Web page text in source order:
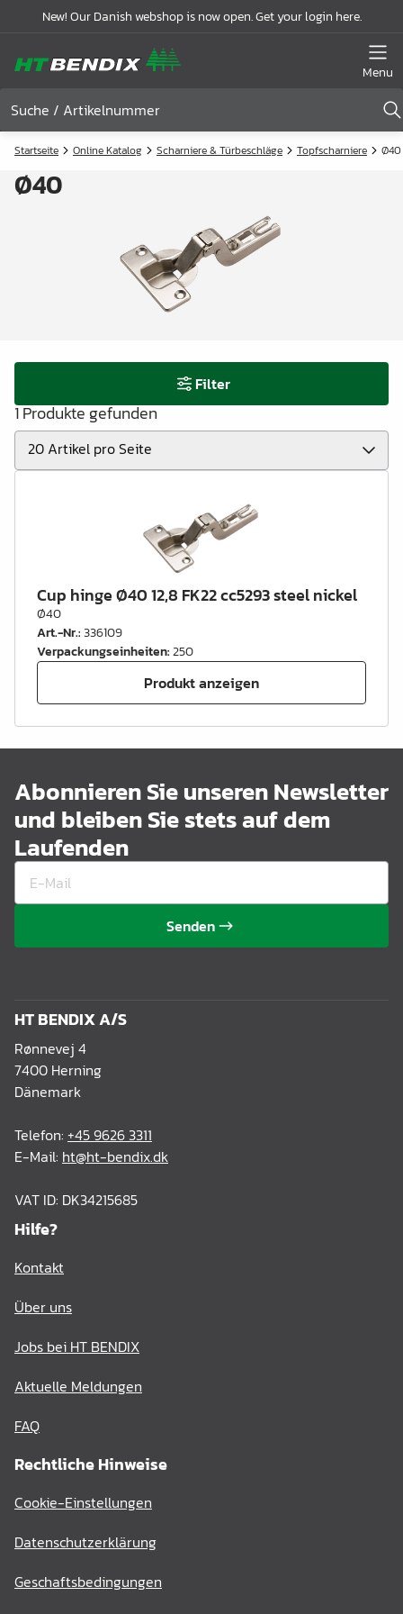
New! Our Danish webshop is now open. Get your login here.
Menu
Startseite Online Katalog Scharniere & Türbeschläge Topfscharniere Ø40
Ø40
Filter
1 Produkte gefunden
Cup hinge Ø40 12,8 FK22 cc5293 steel nickel
Ø40
Art.-Nr.:336109
Verpackungseinheiten:250
Produkt anzeigen
Abonnieren Sie unseren Newsletter
und bleiben Sie stets auf dem
Laufenden
Senden
HT BENDIX A/S
Rønnevej 4
7400 Herning
Dänemark
Telefon: +45 9626 3311
E-Mail: ht@ht-bendix.dk
VAT ID: DK34215685
Hilfe?
Kontakt
Über uns
Jobs bei HT BENDIX
Aktuelle Meldungen
FAQ
Rechtliche Hinweise
Cookie-Einstellungen
Datenschutzerklärung
Geschaftsbedingungen